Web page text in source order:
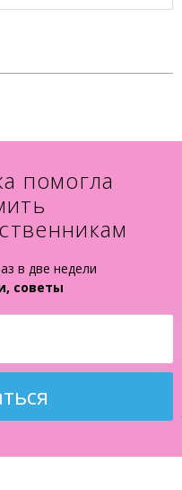
помогла
в две недели
советы